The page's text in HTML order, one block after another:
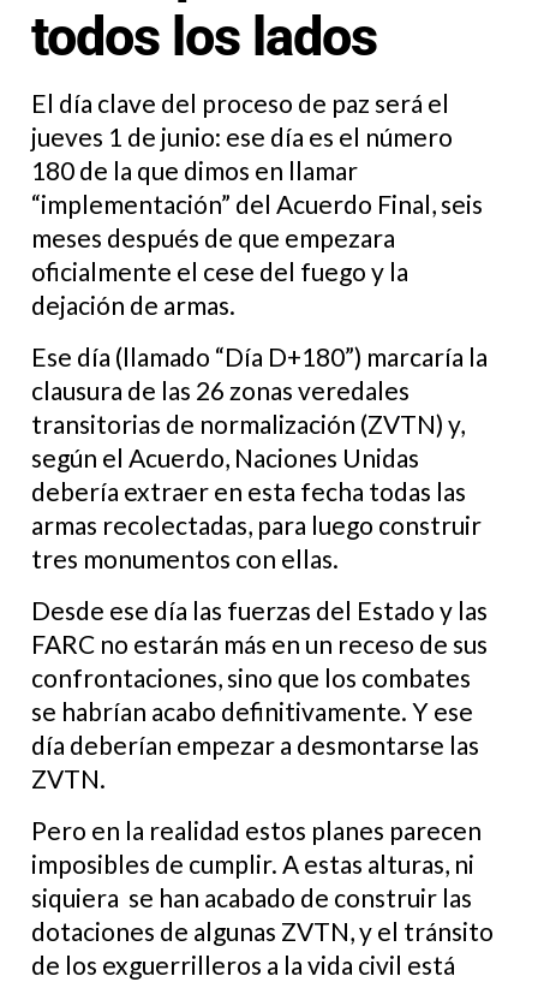
todos los lados
El día clave del proceso de paz será el
jueves 1 de junio: ese día es el número
180 de la que dimos en llamar
“implementación” del Acuerdo Final, seis
meses después de que empezara
oficialmente el cese del fuego y la
dejación de armas.
Ese día (llamado “Día D+180”) marcaría la
clausura de las 26 zonas veredales
transitorias de normalización (ZVTN) y,
según el Acuerdo, Naciones Unidas
debería extraer en esta fecha todas las
armas recolectadas, para luego construir
tres monumentos con ellas.
Desde ese día las fuerzas del Estado y las
FARC no estarán más en un receso de sus
confrontaciones, sino que los combates
se habrían acabo definitivamente. Y ese
día deberían empezar a desmontarse las
ZVTN.
Pero en la realidad estos planes parecen
imposibles de cumplir. A estas alturas, ni
siquiera se han acabado de construir las
dotaciones de algunas ZVTN, y el tránsito
de los exguerrilleros a la vida civil está